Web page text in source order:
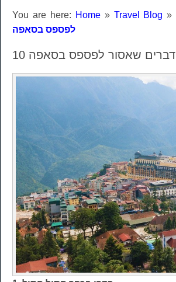
You are here: Home» Travel Blog »
לפספס בסאפה
10 דברים שאסור לפספס בסאפה